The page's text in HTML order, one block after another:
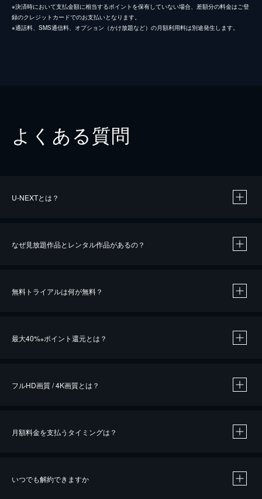
※決済時において支払金額に相当するポイントを保有していない場合、差額分の料金はご登
録のクレジットカードでのお支払いとなります。
※通話料、SMS通信料、オプション（かけ放題など）の月額利用料は別途発生します。
よくある質問
U-NEXTとは？
なぜ見放題作品とレンタル作品があるの？
無料トライアルは何が無料？
最大40%※ポイント還元とは？
※40％ポイント還元の対象は、クレジットカード決済による作品の購入 / レンタルです。
フルHD画質 / 4K画質とは？
月額料金を支払うタイミングは？
いつでも解約できますか